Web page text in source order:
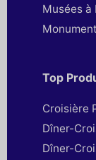
Musées à
Top
Croisière
Dîner-
Dîner-